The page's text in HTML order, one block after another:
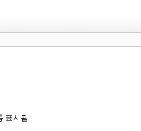
표시됨